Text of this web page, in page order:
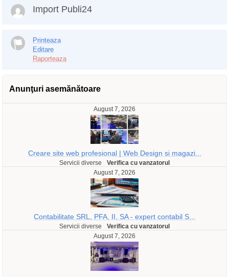
Import Publi24
Printeaza
Editare
Raporteaza
Anunţuri asemănătoare
August 7, 2026
Creare site web profesional | Web Design si magazi...
Servicii diverse
Verifica cu vanzatorul
August 7, 2026
Contabilitate SRL, PFA, II, SA - expert contabil S...
Servicii diverse
Verifica cu vanzatorul
August 7, 2026